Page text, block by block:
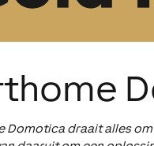
Domotica draait alles